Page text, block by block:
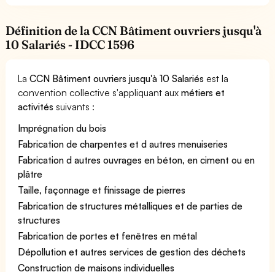
Définition de la CCN Bâtiment ouvriers jusqu'à
10 Salariés - IDCC 1596
LaCCN Bâtiment ouvriers jusqu'à 10 Salariés est la
convention collective s'appliquant auxmétiers et
activités suivants :
Imprégnation du bois
Fabrication de charpentes et d autres menuiseries
Fabrication d autres ouvrages en béton, en ciment ou en
plâtre
Taille, façonnage et finissage de pierres
Fabrication de structures métalliques et de parties de
structures
Fabrication de portes et fenêtres en métal
Dépollution et autres services de gestion des déchets
Construction de maisons individuelles